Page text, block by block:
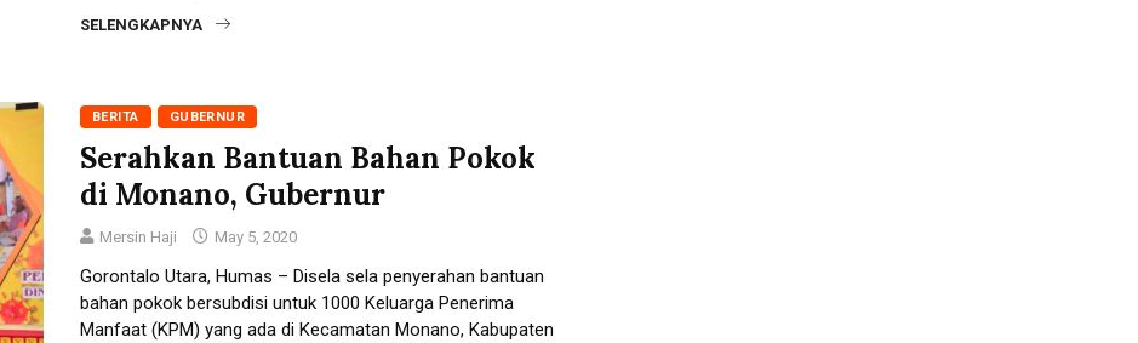
SELENGKAPNYA
BERITA GUBERNUR
Serahkan Bantuan Bahan Pokok
di Monano, Gubernur
Mersin Haji May 5, 2020
Gorontalo Utara, Humas – Disela sela penyerahan bantuan
bahan pokok bersubdisi untuk 1000 Keluarga Penerima
Manfaat (KPM) yang ada di Kecamatan Monano, Kabupaten